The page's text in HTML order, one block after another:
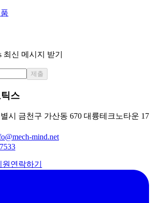
최신 메시지 받기
제출
스
시 금천구 가산동 670 대륭테크노타운 17
mind.net
원연락하기